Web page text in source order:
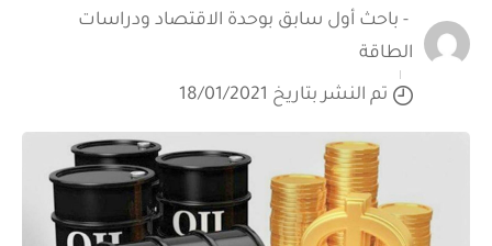
- باحث أول سابق بوحدة الاقتصاد ودراسات
الطاقة
تم النشر بتاريخ 18/01/2021